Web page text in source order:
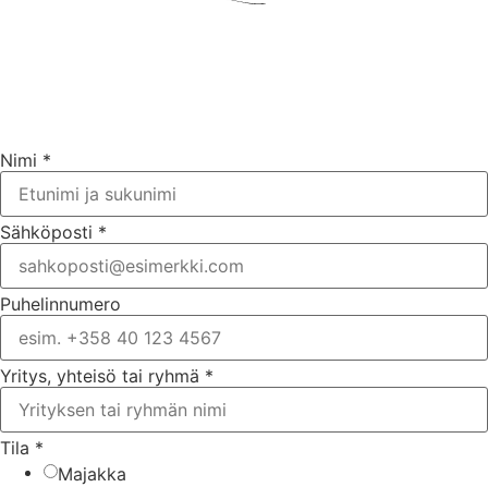
Nimi *
Sähköposti *
Puhelinnumero
Yritys, yhteisö tai ryhmä *
Tila *
Majakka